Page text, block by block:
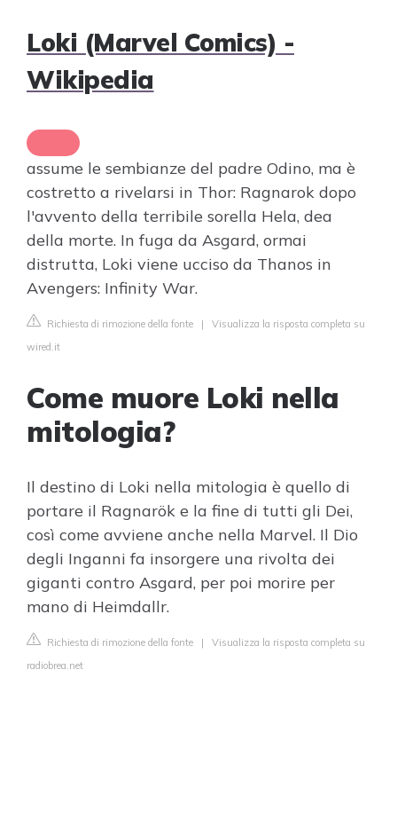
Loki (Marvel Comics) -
Wikipedia
assume le sembianze del padre Odino, ma è
costretto a rivelarsi in Thor: Ragnarok dopo
l'avvento della terribile sorella Hela, dea
della morte. In fuga da Asgard, ormai
distrutta, Loki viene ucciso da Thanos in
Avengers: Infinity War.
Richiesta di rimozione della fonte | Visualizza la risposta completa su
wired.it
Come muore Loki nella
mitologia?
Il destino di Loki nella mitologia è quello di
portare il Ragnarök e la fine di tutti gli Dei,
così come avviene anche nella Marvel. Il Dio
degli Inganni fa insorgere una rivolta dei
giganti contro Asgard, per poi morire per
mano di Heimdallr.
Richiesta di rimozione della fonte | Visualizza la risposta completa su
radiobrea.net